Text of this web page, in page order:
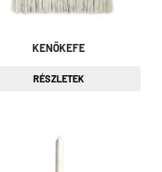
KENŐKEFE
RÉSZLETEK